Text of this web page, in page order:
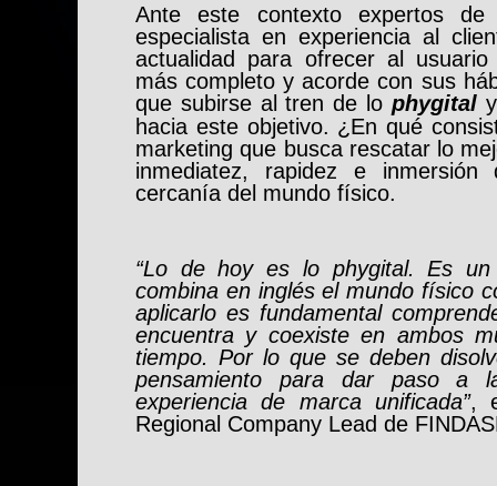
Ante este contexto expertos de
especialista en experiencia al
actualidad para ofrecer al
más completo y acorde con sus
que subirse al tren de lo phygitaly
hacia este objetivo. ¿En qué
marketing que busca rescatar lo
inmediatez, rapidez e
cercanía del mundo físico.
“Lo de hoy es lo phygital. Es
combina en inglés el mundo físico
aplicarlo es fundamental
encuentra y coexiste en ambos
tiempo. Por lo que se deben
pensamiento para dar paso a
experiencia de marca unificada”,
Regional Company Lead de